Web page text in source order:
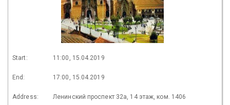
Start: 11:00, 15.04.2019
End: 17:00, 15.04.2019
Address: Ленинский проспект 32а, 14 этаж, ком. 1406